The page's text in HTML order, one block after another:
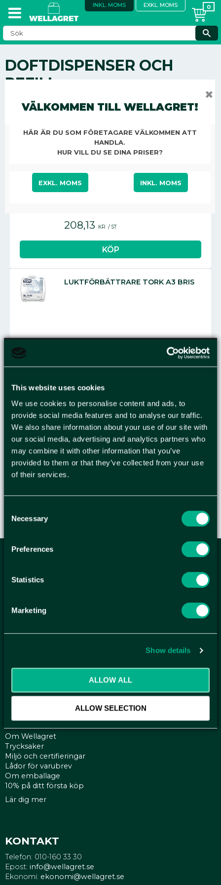
This website uses cookies
We use cookies to personalise content and ads, to
provide social media features and to analyse our traffic.
We also share information about your use of our site with
our social media, advertising and analytics partners who
may combine it with other information that you’ve
provided to them or that they’ve collected from your use
of their services.
Selection
Necessary
Preferences
Statistics
Marketing
Show details
ALLOW ALL
ALLOW SELECTION
INKL. MOMS EXKL. MOMS
DOFTDISPENSER OCH
REFILL
KONTOR, STÄD & ÖVRIGT
STÄD OCH HYGIEN
CITRONSPRAY 75ML
208,13 KR / ST
LUKTFÖRBÄTTRARE TORK A3 BRIS
416,25
LUKTFÖRBÄTTRARE TORK A3
NEUTRAL
416,25 KR /ST
NYHETSBREV
handla smartare helt enkelt.
KUNDTJÄNST
Köpvillkor
SIDOR
Om Wellagret
Trycksaker
Miljö och certifieringar
Lådor för varubrev
Om emballage
10% på ditt första köp
Lär dig mer
KONTAKT
Telefon: 010-160 33 30
Epost: info@wellagret.se
Ekonomi: ekonomi@wellagret.se
VÄLKOMMEN TILL WELLAGRET!
HÄR ÄR DU SOM FÖRETAGARE VÄLKOMMEN ATT
HANDLA.
HUR VILL DU SE DINA PRISER?
EXKL. MOMS INKL. MOMS
✖